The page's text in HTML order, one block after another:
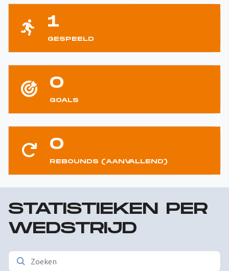
1
GESPEELD
0
GOALS
0
REBOUNDS (AANVALLEND)
STATISTIEKEN PER
WEDSTRIJD